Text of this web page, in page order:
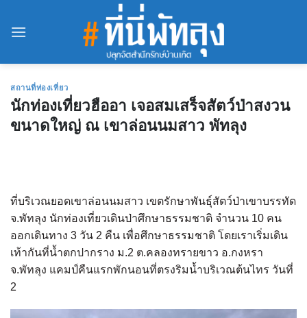
สถานที่ท่องเที่ยว
นักท่องเที่ยวฮืออา เจอสมเสร็จสัตว์ป่าสงวน
ขนาดใหญ่ ณ เขาล่อนนมสาว พัทลุง
ที่บริเวณยอดเขาล่อนนมสาว เขตรักษาพันธุ์สัตว์ป่าเขาบรรทัด
จ.พัทลุง นักท่องเที่ยวเดินป่าศึกษาธรรมชาติ จำนวน 10 คน
ออกเดินทาง 3 วัน 2 คืน เพื่อศึกษาธรรมชาติ โดยเราเริ่มเดิน
เท้ากันที่น้ำตกปากราง ม.2 ต.คลองทรายขาว อ.กงหรา
จ.พัทลุง แคมป์คืนแรกพักนอนที่ตรงริมน้ำบริเวณต้นไทร วันที่
2